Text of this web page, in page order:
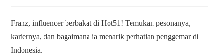
Franz, influencer berbakat di Hot51! Temukan pesonanya,
kariernya, dan bagaimana ia menarik perhatian penggemar di
Indonesia.